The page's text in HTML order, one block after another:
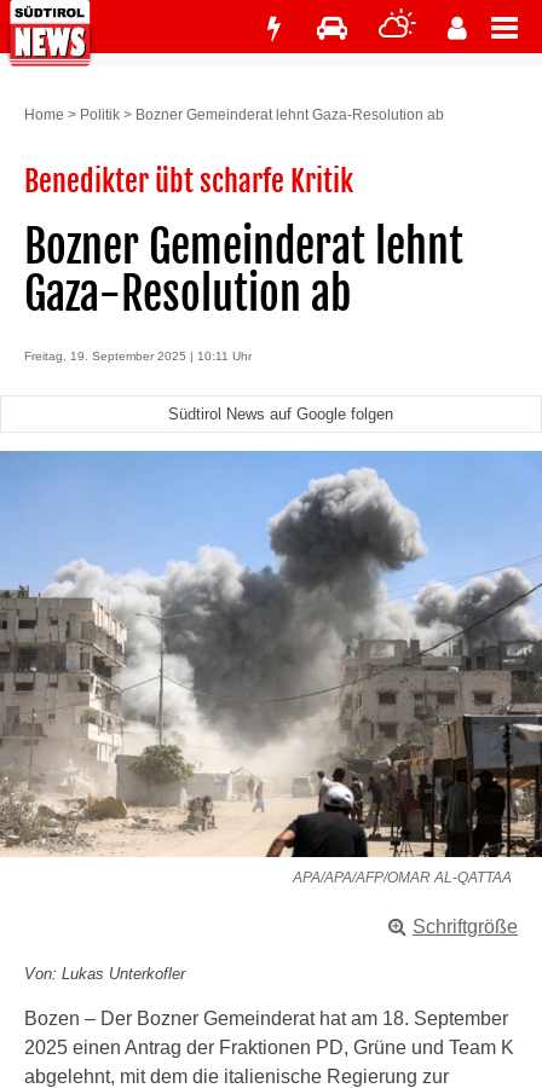
Home > Politik > Bozner Gemeinderat lehnt Gaza-Resolution ab
Benedikter übt scharfe Kritik
Bozner Gemeinderat lehnt
Gaza-Resolution ab
Freitag, 19. September 2025 | 10:11 Uhr
Südtirol News auf Google folgen
APA/APA/AFP/OMAR AL-QATTAA
Schriftgröße
Von: Lukas Unterkofler
Bozen – Der Bozner Gemeinderat hat am 18. September
2025 einen Antrag der Fraktionen PD, Grüne und Team K
abgelehnt, mit dem die italienische Regierung zur